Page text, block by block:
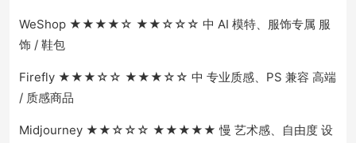
WeShop ★★★★☆ ★★☆☆☆ 中 AI 模特、服饰专属 服
饰 / 鞋包
Firefly ★★★☆☆ ★★★☆☆ 中 专业质感、PS 兼容 高端
/ 质感商品
Midjourney ★★☆☆☆ ★★★★★ 慢 艺术感、自由度 设